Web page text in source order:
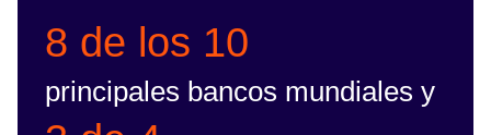
8 de los 10
principales bancos mundiales y